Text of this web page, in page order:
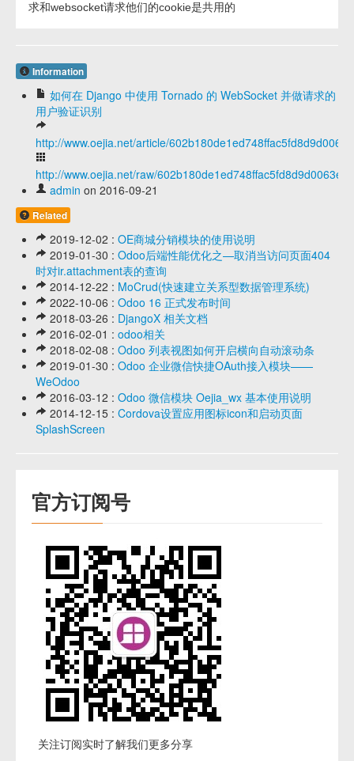
求和websocket请求他们的cookie是共用的
Information
如何在 Django 中使用 Tornado 的 WebSocket 并做请求的
用户验证识别
http://www.oejia.net/article/
http://www.oejia.net/raw/602b180de1ed748ffac5fd8d9d0063eb
admin on 2016-09-21
Related
2019-12-02 : OE商城分销模块的使用说明
2019-01-30 : Odoo后端性能优化之—取消当访问页面404
时对ir.attachment表的查询
2014-12-22 : MoCrud(快速建立关系型数据管理系统)
2022-10-06 : Odoo 16 正式发布时间
2018-03-26 : DjangoX 相关文档
2016-02-01 : odoo相关
2018-02-08 : Odoo 列表视图如何开启横向自动滚动条
2019-01-30 : Odoo 企业微信快捷OAuth接入模块——
WeOdoo
2016-03-12 : Odoo 微信模块 Oejia_wx 基本使用说明
2014-12-15 : Cordova设置应用图标icon和启动页面
SplashScreen
官方订阅号
关注订阅实时了解我们更多分享